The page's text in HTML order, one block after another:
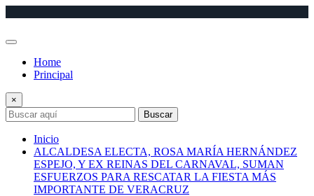
Home
Principal
×
Buscar
Inicio
ALCALDESA ELECTA, ROSA MARÍA HERNÁNDEZ
ESPEJO, Y EX REINAS DEL CARNAVAL, SUMAN
ESFUERZOS PARA RESCATAR LA FIESTA MÁS
IMPORTANTE DE VERACRUZ